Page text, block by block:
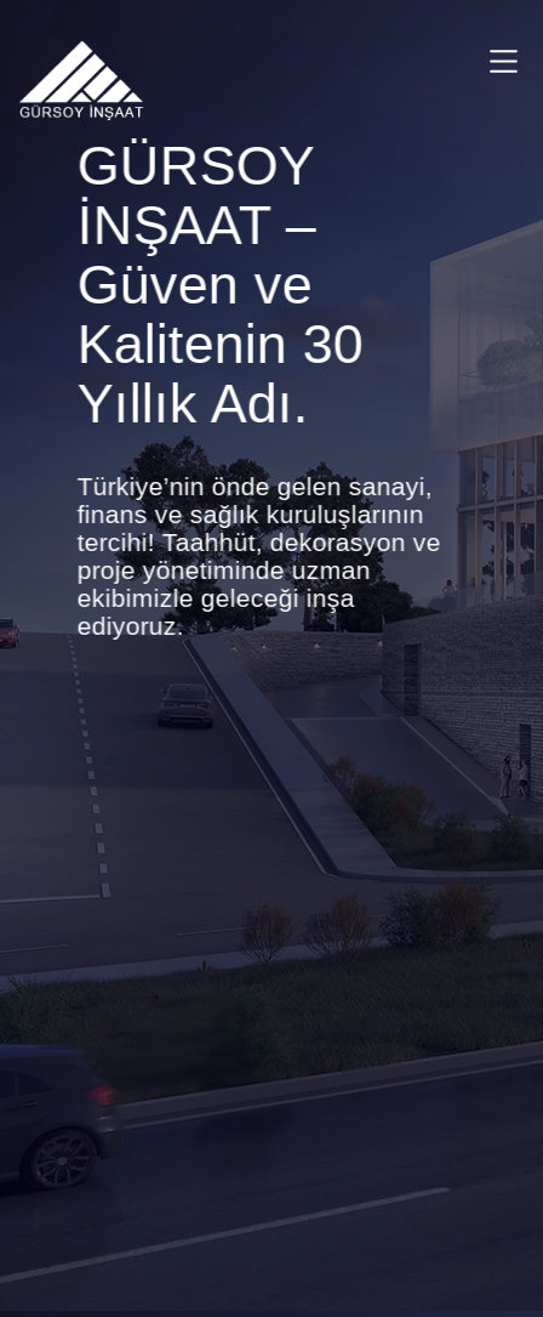
GÜRSOY
İNŞAAT –
Güven ve
Kalitenin 30
Yıllık Adı.
Türkiye’nin önde gelen sanayi,
finans ve sağlık kuruluşlarının
tercihi! Taahhüt, dekorasyon ve
proje yönetiminde uzman
ekibimizle geleceği inşa
ediyoruz.